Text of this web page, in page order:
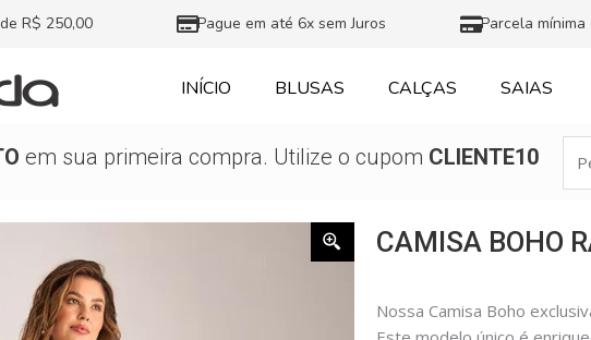
R$ 250,00 Pague em até 6x sem Juros Parcela
INÍCIO BLUSAS CALÇAS SAIAS
em sua primeira compra. Utilize o cupom CLIENTE10
CAMISA BOHO
Nossa Camisa Boho